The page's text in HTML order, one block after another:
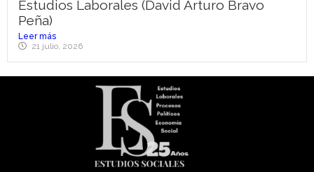
Estudios Laborales (David Arturo Bravo
Peña)
Leer más
21 julio, 2026